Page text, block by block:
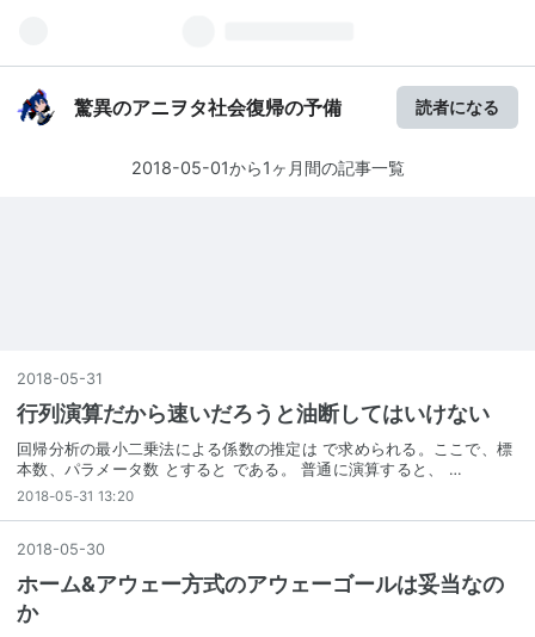
驚異のアニヲタ社会復帰の予備 読者になる
2018-05-01から1ヶ月間の記事一覧
2018-05-31
行列演算だから速いだろうと油断してはいけない
回帰分析の最小二乗法による係数の推定は で求められる。ここで、標
本数、パラメータ数 とすると である。 普通に演算すると、 …
2018-05-31 13:20
2018-05-30
ホーム&アウェー方式のアウェーゴールは妥当なの
か